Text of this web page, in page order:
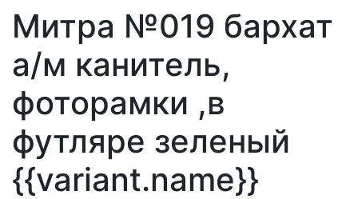
Митра №019 бархат
а/м канитель,
фоторамки ,в
футляре зеленый
{{variant.name}}